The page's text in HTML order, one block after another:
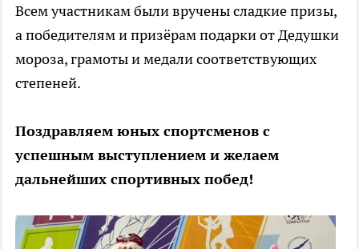
Всем участникам были вручены сладкие призы,
а победителям и призёрам подарки от Дедушки
мороза, грамоты и медали соответствующих
степеней.
Поздравляем юных спортсменов с
успешным выступлением и желаем
дальнейших спортивных побед!